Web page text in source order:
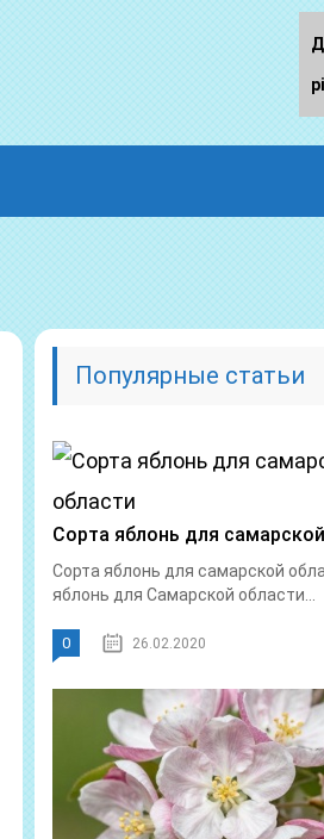
Популярные статьи
Сорта яблонь для
Сорта яблонь для самарской
яблонь для Cамарской области...
0 26.02.2020